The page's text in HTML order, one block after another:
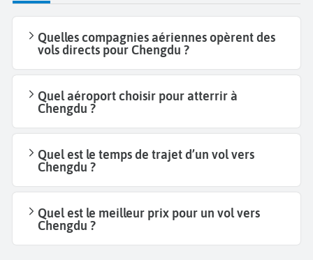
Quelles compagnies aériennes opèrent des
vols directs pour Chengdu ?
Quel aéroport choisir pour atterrir à
Chengdu ?
Quel est le temps de trajet d’un vol vers
Chengdu ?
Quel est le meilleur prix pour un vol vers
Chengdu ?